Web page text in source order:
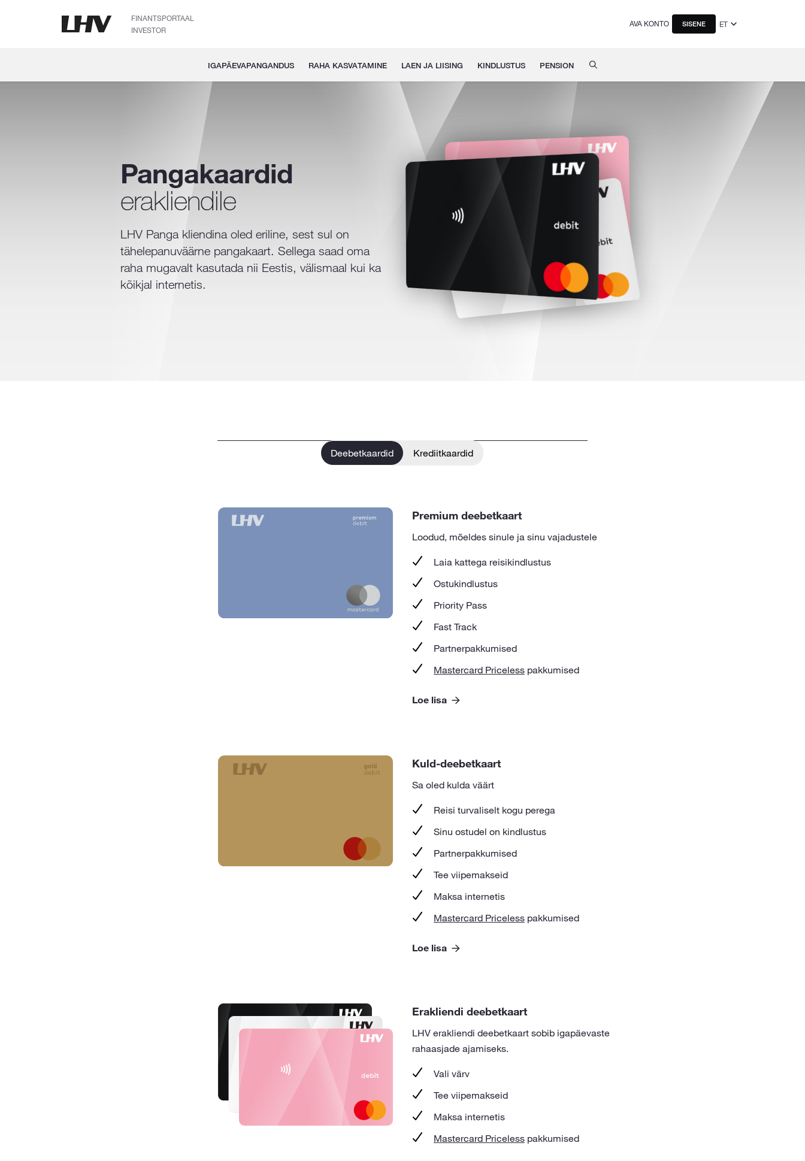
FINANTSPORTAAL
INVESTOR
AVA KONTO SISENE ET
IGAPÄEVAPANGANDUS RAHA KASVATAMINE LAEN JA LIISING KINDLUSTUS PENSION
Pangakaardid
erakliendile
LHV Panga kliendina oled eriline, sest sul on
tähelepanuväärne pangakaart. Sellega saad oma
raha mugavalt kasutada nii Eestis, välismaal kui ka
kõikjal internetis.
Deebetkaardid Krediitkaardid
Premium deebetkaart
Loodud, mõeldes sinule ja sinu vajadustele
Laia kattega reisikindlustus
Ostukindlustus
Priority Pass
Fast Track
Partnerpakkumised
Mastercard Priceless pakkumised
Loe lisa
Kuld-deebetkaart
Sa oled kulda väärt
Reisi turvaliselt kogu perega
Sinu ostudel on kindlustus
Partnerpakkumised
Tee viipemakseid
Maksa internetis
Mastercard Priceless pakkumised
Loe lisa
Erakliendi deebetkaart
LHV erakliendi deebetkaart sobib igapäevaste
rahaasjade ajamiseks.
Vali värv
Tee viipemakseid
Maksa internetis
Mastercard Priceless pakkumised